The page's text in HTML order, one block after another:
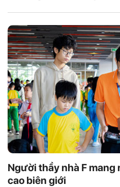
Người thầy nhà F mang
cao biên giới